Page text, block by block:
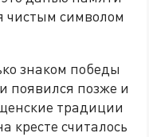
чистым символом
знаком победы
появился позже и
традиции
считалось